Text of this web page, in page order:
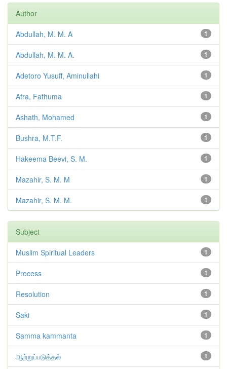
Author
1
Abdullah, M. M. A
1
Abdullah, M. M. A.
1
Adetoro Yusuff, Aminullahi
1
Afra, Fathuma
1
Ashath, Mohamed
1
Bushra, M.T.F.
1
Hakeema Beevi, S. M.
1
Mazahir, S. M. M
1
Mazahir, S. M. M.
Subject
1
Muslim Spiritual Leaders
1
Process
1
Resolution
1
Saki
1
Samma kammanta
1
ஆற்றுப்படுத்தல்